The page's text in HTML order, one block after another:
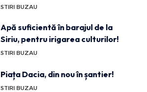
STIRI BUZAU
Apă suficientă în barajul de la
Siriu, pentru irigarea culturilor!
STIRI BUZAU
Piața Dacia, din nou în șantier!
STIRI BUZAU